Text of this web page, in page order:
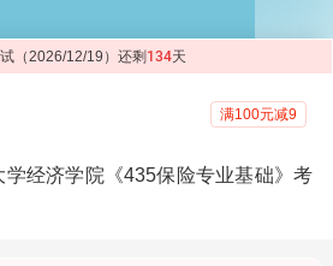
（2026/12/19）还剩 134天
满100元减9
学经济学院《435保险专业基础》考